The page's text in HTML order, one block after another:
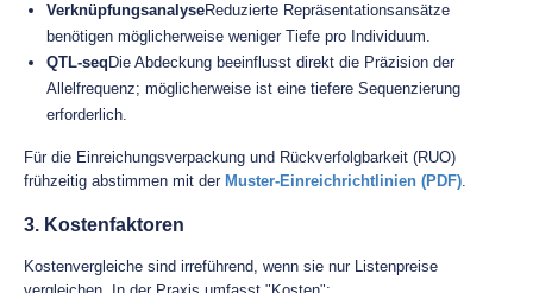
VerknüpfungsanalyseReduzierte Repräsentationsansätze
benötigen möglicherweise weniger Tiefe pro Individuum.
QTL-seq Die Abdeckung beeinflusst direkt die Präzision der
Allelfrequenz; möglicherweise ist eine tiefere Sequenzierung
erforderlich.
Für die Einreichungsverpackung und Rückverfolgbarkeit (RUO)
frühzeitig abstimmen mit der Muster-Einreichrichtlinien (PDF).
3. Kostenfaktoren
Kostenvergleiche sind irreführend, wenn sie nur Listenpreise